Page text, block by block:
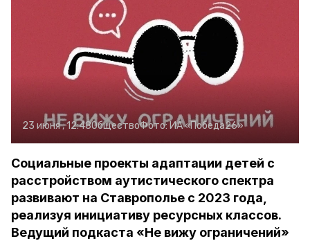
23 июня , 12:48ОбществоФото:ИА «Победа26»
Социальные проекты адаптации детей с
расстройством аутистического спектра
развивают на Ставрополье с 2023 года,
реализуя инициативу ресурсных классов.
Ведущий подкаста «Не вижу ограничений»